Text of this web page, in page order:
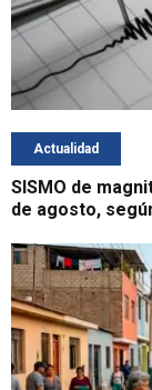
Actualidad
SISMO de
de agosto,